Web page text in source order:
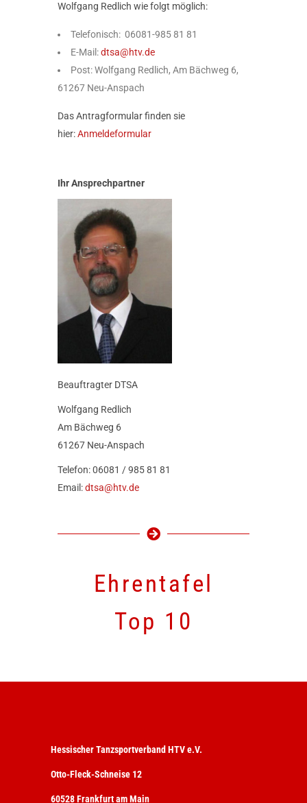
Wolfgang Redlich wie folgt möglich:
Telefonisch: 06081-985 81 81
E-Mail:dtsa@htv.de
Post: Wolfgang Redlich, Am Bächweg 6,
61267 Neu-Anspach
Das Antragformular finden sie
hier:Anmeldeformular
Ihr Ansprechpartner
Beauftragter DTSA
Wolfgang Redlich
Am Bächweg 6
61267 Neu-Anspach
Telefon: 06081 / 985 81 81
Email:dtsa@htv.de
Ehrentafel
Top 10
Hessischer Tanzsportverband HTV e.V.
Otto-Fleck-Schneise 12
60528 Frankfurt am Main